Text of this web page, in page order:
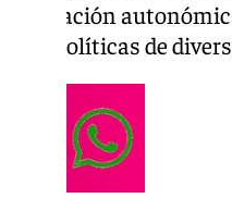
las políticas de